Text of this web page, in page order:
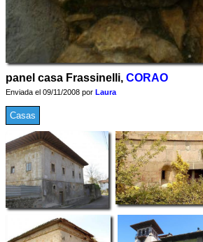
panel casa Frassinelli, CORAO
Enviada el 09/11/2008 por Laura
Casas